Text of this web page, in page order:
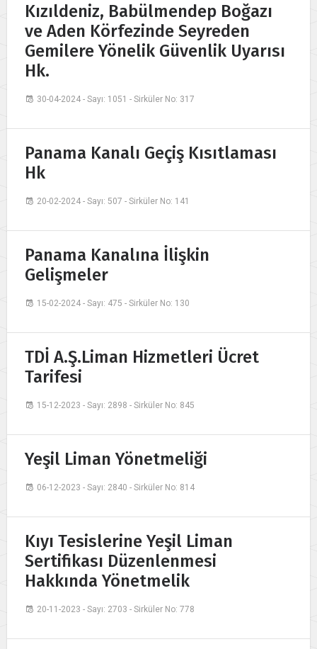
Kızıldeniz, Babülmendep Boğazı
ve Aden Körfezinde Seyreden
Gemilere Yönelik Güvenlik Uyarısı
Hk.
30-04-2024 - Sayı: 1051 - Sirküler No: 317
Panama Kanalı Geçiş Kısıtlaması
Hk
20-02-2024 - Sayı: 507 - Sirküler No: 141
Panama Kanalına İlişkin
Gelişmeler
15-02-2024 - Sayı: 475 - Sirküler No: 130
TDİ A.Ş.Liman Hizmetleri Ücret
Tarifesi
15-12-2023 - Sayı: 2898 - Sirküler No: 845
Yeşil Liman Yönetmeliği
06-12-2023 - Sayı: 2840 - Sirküler No: 814
Kıyı Tesislerine Yeşil Liman
Sertifikası Düzenlenmesi
Hakkında Yönetmelik
20-11-2023 - Sayı: 2703 - Sirküler No: 778